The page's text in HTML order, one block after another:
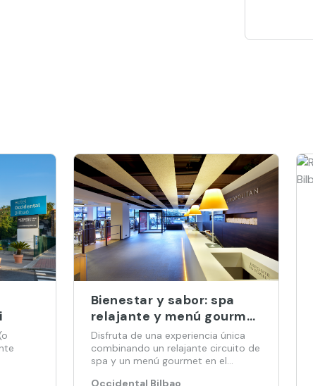
Bienestar y sabor: spa
relajante y menú gourmet
(Para clientes alojados)
Disfruta de una experiencia única
combinando un relajante circuito de
spa y un menú gourmet en el
Occidental Bilbao